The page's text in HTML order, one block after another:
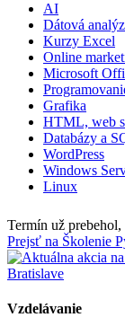
AI
Dátová
Kurzy Excel
Online
Microsoft
Grafika
HTML, web
Databázy a
WordPress
Windows
Linux
Termín už
Prejsť na Školenie
Vzdelávanie